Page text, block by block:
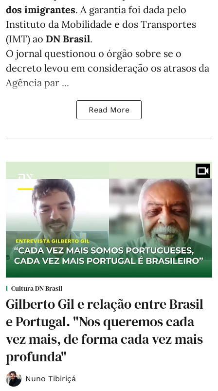
dos imigrantes. A garantia foi dada pelo
Instituto da Mobilidade e dos Transportes
(IMT) ao DN Brasil.
O jornal questionou o órgão sobre se o
decreto levou em consideração os atrasos da
Agência par ...
Read More
Cultura DN Brasil
Gilberto Gil e relação entre Brasil
e Portugal. "Nos queremos cada
vez mais, de forma cada vez mais
profunda"
Nuno Tibiriçá